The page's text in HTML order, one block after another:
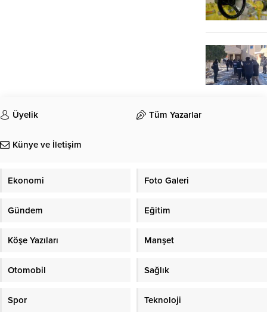
Üyelik Tüm Yazarlar
Künye ve İletişim
Ekonomi Foto Galeri
Gündem Eğitim
Köşe Yazıları Manşet
Otomobil Sağlık
Spor Teknoloji